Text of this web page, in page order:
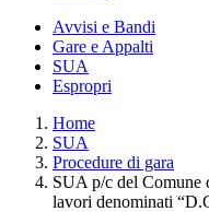
Avvisi e Bandi
Gare e Appalti
SUA
Espropri
Home
SUA
Procedure di gara
SUA p/c del Comune
lavori denominati